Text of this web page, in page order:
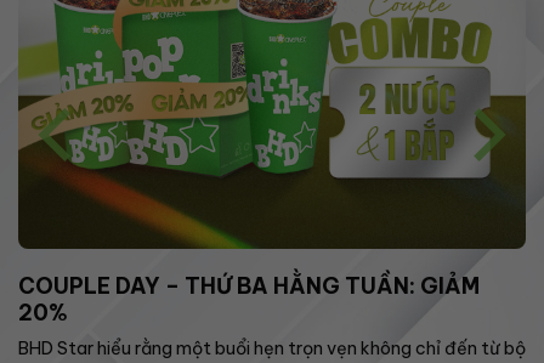
COUPLE DAY – THỨ BA HẰNG TUẦN: GIẢM
20%
BHD Star hiểu rằng một buổi hẹn trọn vẹn không chỉ đến từ bộ